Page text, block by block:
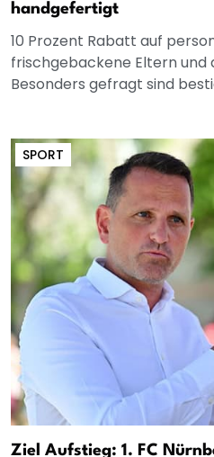
handgefertigt
10 Prozent Rabatt auf
frischgebackene Eltern und
Besonders gefragt sind
SPORT
Ziel Aufstieg: 1. FC